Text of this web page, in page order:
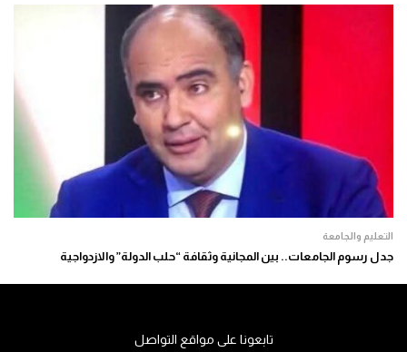
التعليم والجامعة
جدل رسوم الجامعات.. بين المجانية وثقافة “حلب الدولة” والازدواجية
تابعونا على مواقع التواصل